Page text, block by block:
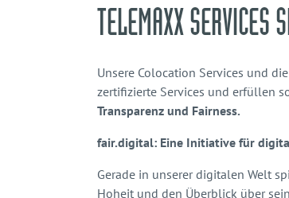
TELEMAXX SERVICES
Unsere Colocation Services und
zertifizierte Services und erfüllen
Transparenz und Fairness.
fair.digital: Eine Initiative für
Gerade in unserer digitalen Welt
Hoheit und den Überblick über